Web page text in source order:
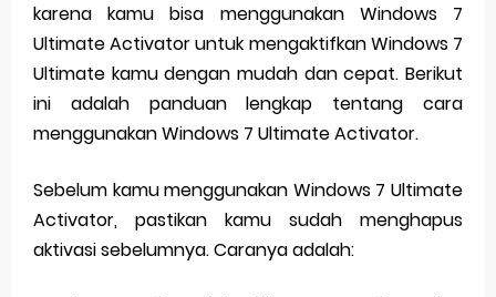
karena kamu bisa menggunakan Windows 7
Ultimate Activator untuk mengaktifkan Windows 7
Ultimate kamu dengan mudah dan cepat. Berikut
ini adalah panduan lengkap tentang cara
menggunakan Windows 7 Ultimate Activator.
Sebelum kamu menggunakan Windows 7 Ultimate
Activator, pastikan kamu sudah menghapus
aktivasi sebelumnya. Caranya adalah: